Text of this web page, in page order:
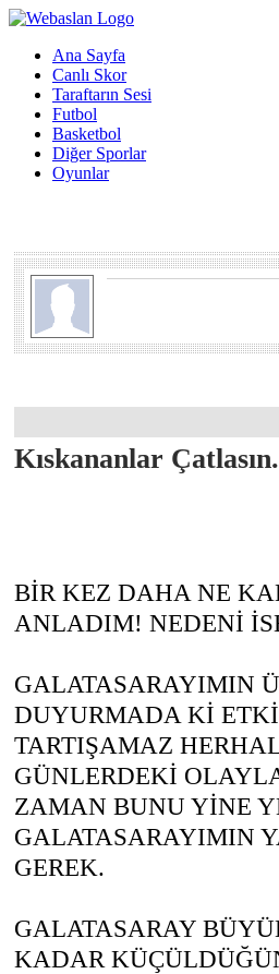
Ana Sayfa
Canlı Skor
Taraftarın Sesi
Futbol
Basketbol
Diğer Sporlar
Oyunlar
Kıskananlar
BİR KEZ DAHA NE
ANLADIM! NEDENİ
GALATASARAYIMIN
DUYURMADA Kİ
TARTIŞAMAZ
GÜNLERDEKİ
ZAMAN BUNU YİNE
GALATASARAYIMIN
GEREK.
GALATASARAY
KADAR